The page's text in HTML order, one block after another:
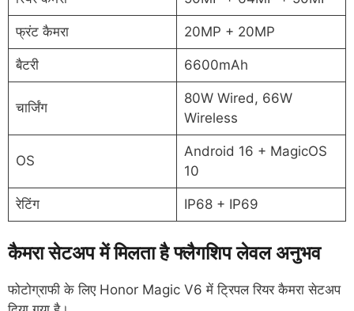
फ्रंट कैमरा 20MP + 20MP
बैटरी 6600mAh
चार्जिंग
80W Wired, 66W
Wireless
OS
Android 16 + MagicOS
10
रेटिंग IP68 + IP69
कैमरा सेटअप में मिलता है फ्लैगशिप लेवल अनुभव
फोटोग्राफी के लिए Honor Magic V6 में ट्रिपल रियर कैमरा सेटअप